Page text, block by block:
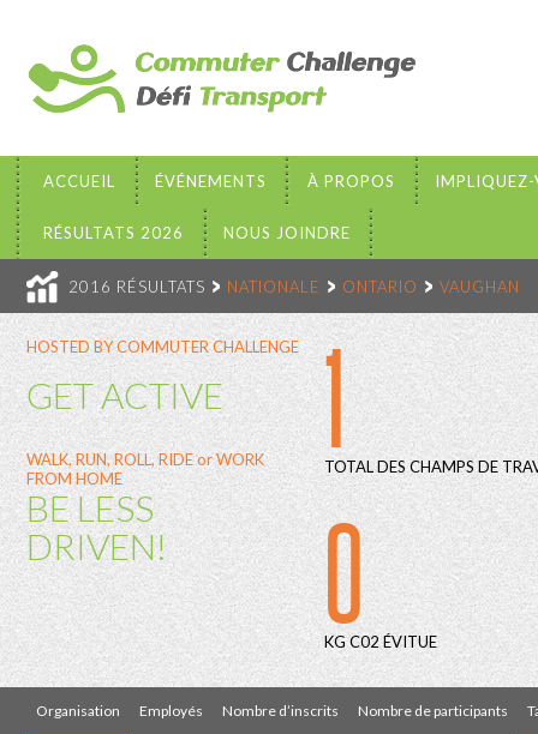
ACCUEIL ÉVÉNEMENTS À PROPOS IMPLIQUEZ-
RÉSULTATS 2026 NOUS JOINDRE
2016 RÉSULTATS NATIONALE ONTARIO VAUGHAN
HOSTED BY COMMUTER CHALLENGE
GET ACTIVE
WALK, RUN, ROLL, RIDE or WORK
FROM HOME
BE LESS
DRIVEN!
1
TOTAL DES CHAMPS DE
0
KG C02 ÉVITUE
Organisation Employés Nombre d’inscrits Nombre de participants